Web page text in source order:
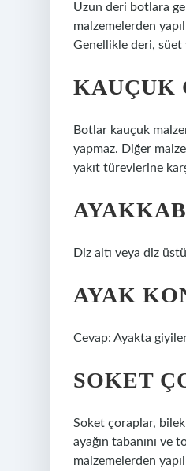
Uzun deri botlara
malzemelerden
Genellikle deri, süet
KAUÇUK
Botlar kauçuk
yapmaz. Diğer
yakıt türevlerine
Diz altı veya diz
AYAK
Cevap: Ayakta
SOKET
Soket çoraplar,
ayağın tabanını
malzemelerden